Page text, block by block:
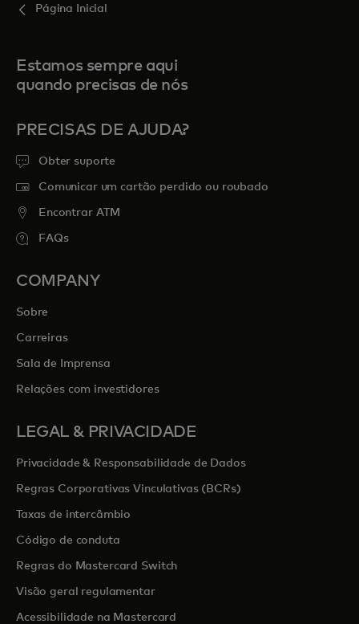
Página Inicial
Estamos sempre aqui
quando precisas de nós
PRECISAS DE AJUDA?
Obter suporte
Comunicar um cartão perdido ou roubado
Encontrar ATM
FAQs
COMPANY
Sobre
Carreiras
Sala de Imprensa
Relações com investidores
LEGAL & PRIVACIDADE
Privacidade & Responsabilidade de Dados
Regras Corporativas Vinculativas (BCRs)
Taxas de intercâmbio
Código de conduta
Regras do Mastercard Switch
Visão geral regulamentar
Acessibilidade na Mastercard